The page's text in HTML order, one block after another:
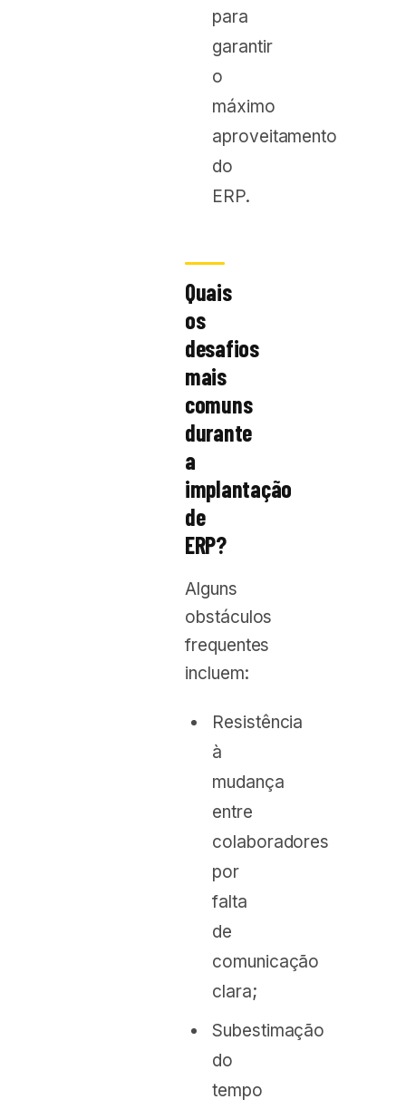
para
garantir
o
máximo
aproveitamento
do
ERP.
Quais
os
desafios
mais
comuns
durante
a
implantação
de
ERP?
Alguns
obstáculos
frequentes
incluem:
Resistência
à
mudança
entre
colaboradores
por
falta
de
comunicação
clara;
Subestimação
do
tempo